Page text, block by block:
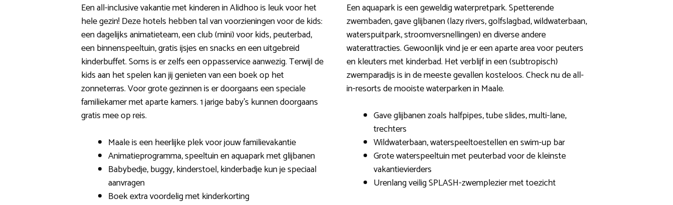
Een all-inclusive vakantie met kinderen in Alidhoo is leuk voor het
hele gezin! Deze hotels hebben tal van voorzieningen voor de kids:
een dagelijks animatieteam, een club (mini) voor kids, peuterbad,
een binnenspeeltuin, gratis ijsjes en snacks en een uitgebreid
kinderbuffet. Soms is er zelfs een oppasservice aanwezig. Terwijl de
kids aan het spelen kan jij genieten van een boek op het
zonneterras. Voor grote gezinnen is er doorgaans een speciale
familiekamer met aparte kamers. 1 jarige baby’s kunnen doorgaans
gratis mee op reis.
Maale is een heerlijke plek voor jouw familievakantie
Animatieprogramma, speeltuin en aquapark met glijbanen
Babybedje, buggy, kinderstoel, kinderbadje kun je speciaal
aanvragen
Boek extra voordelig met kinderkorting
Een aquapark is een geweldig waterpretpark. Spetterende
zwembaden, gave glijbanen (lazy rivers, golfslagbad, wildwaterbaan,
waterspuitpark, stroomversnellingen) en diverse andere
waterattracties. Gewoonlijk vind je er een aparte area voor peuters
en kleuters met kinderbad. Het verblijf in een (subtropisch)
zwemparadijs is in de meeste gevallen kosteloos. Check nu de all-
in-resorts de mooiste waterparken in Maale.
Gave glijbanen zoals halfpipes, tube slides, multi-lane,
trechters
Wildwaterbaan, waterspeeltoestellen en swim-up bar
Grote waterspeeltuin met peuterbad voor de kleinste
vakantievierders
Urenlang veilig SPLASH-zwemplezier met toezicht